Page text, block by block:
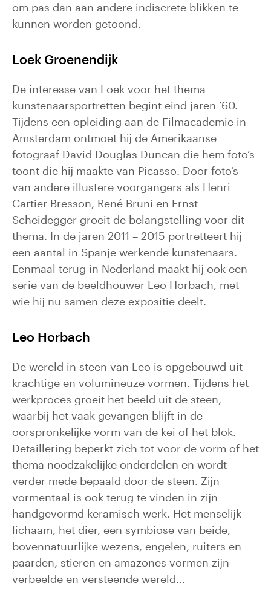
om pas dan aan andere indiscrete blikken te
kunnen worden getoond.
Loek Groenendijk
De interesse van Loek voor het thema
kunstenaarsportretten begint eind jaren ’60.
Tijdens een opleiding aan de Filmacademie in
Amsterdam ontmoet hij de Amerikaanse
fotograaf David Douglas Duncan die hem foto’s
toont die hij maakte van Picasso. Door foto’s
van andere illustere voorgangers als Henri
Cartier Bresson, René Bruni en Ernst
Scheidegger groeit de belangstelling voor dit
thema. In de jaren 2011 – 2015 portretteert hij
een aantal in Spanje werkende kunstenaars.
Eenmaal terug in Nederland maakt hij ook een
serie van de beeldhouwer Leo Horbach, met
wie hij nu samen deze expositie deelt.
Leo Horbach
De wereld in steen van Leo is opgebouwd uit
krachtige en volumineuze vormen. Tijdens het
werkproces groeit het beeld uit de steen,
waarbij het vaak gevangen blijft in de
oorspronkelijke vorm van de kei of het blok.
Detaillering beperkt zich tot voor de vorm of het
thema noodzakelijke onderdelen en wordt
verder mede bepaald door de steen. Zijn
vormentaal is ook terug te vinden in zijn
handgevormd keramisch werk. Het menselijk
lichaam, het dier, een symbiose van beide,
bovennatuurlijke wezens, engelen, ruiters en
paarden, stieren en amazones vormen zijn
verbeelde en versteende wereld...